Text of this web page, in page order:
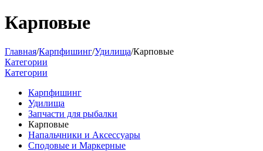
Карповые
Главная/Карпфишинг/Удилища/Карповые
Категории
Категории
Карпфишинг
Удилища
Запчасти для рыбалки
Карповые
Напальчники и Аксессуары
Сподовые и Маркерные